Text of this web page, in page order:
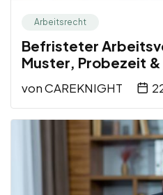
Arbeitsrecht
Befristeter
Muster, Probezeit
vonCAREKNIGHT